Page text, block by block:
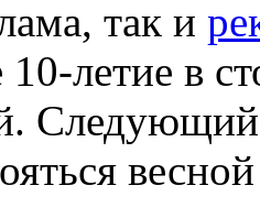
так и
летие в